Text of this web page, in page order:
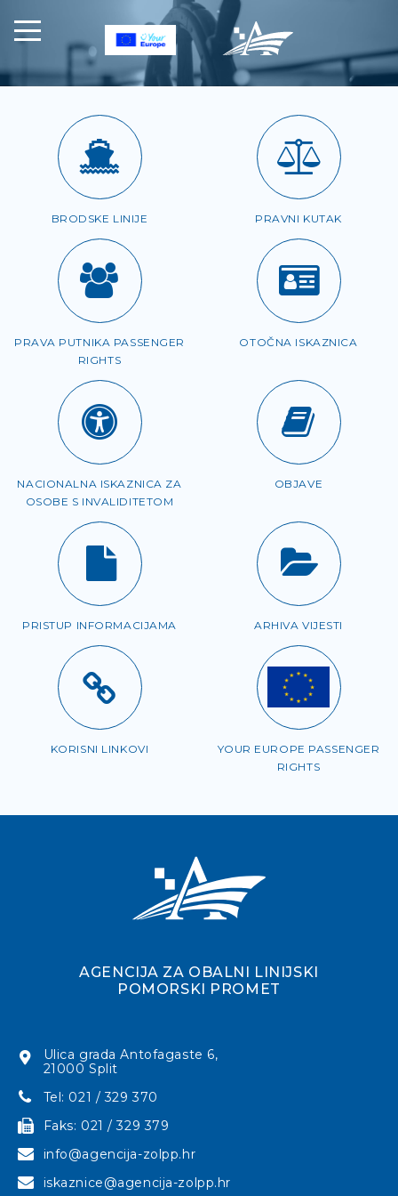
BRODSKE LINIJE PRAVNI KUTAK
PRAVA PUTNIKA PASSENGER
RIGHTS
OTOČNA ISKAZNICA
NACIONALNA ISKAZNICA ZA
OSOBE S INVALIDITETOM
OBJAVE
PRISTUP INFORMACIJAMA ARHIVA VIJESTI
KORISNI LINKOVI
YOUR EUROPE PASSENGER
RIGHTS
AGENCIJA ZA OBALNI LINIJSKI
POMORSKI PROMET
Ulica grada Antofagaste 6,
21000 Split
Tel: 021 / 329 370
Faks: 021 / 329 379
info@agencija-zolpp.hr
iskaznice@agencija-zolpp.hr